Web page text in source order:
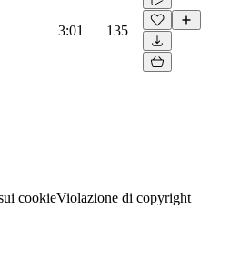
3:01 135
cookieViolazione di copyright